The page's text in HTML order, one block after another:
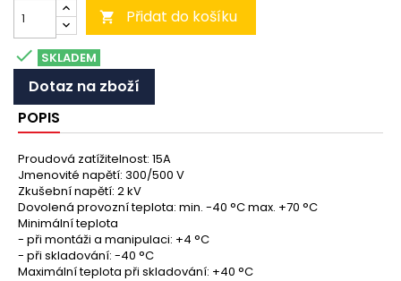
 Přidat do košíku
 SKLADEM
Dotaz na zboží
POPIS
Proudová zatížitelnost: 15A
Jmenovité napětí: 300/500 V
Zkušební napětí: 2 kV
Dovolená provozní teplota: min. -40 °C max. +70 °C
Minimální teplota
- při montáži a manipulaci: +4 °C
- při skladování: -40 °C
Maximální teplota při skladování: +40 °C